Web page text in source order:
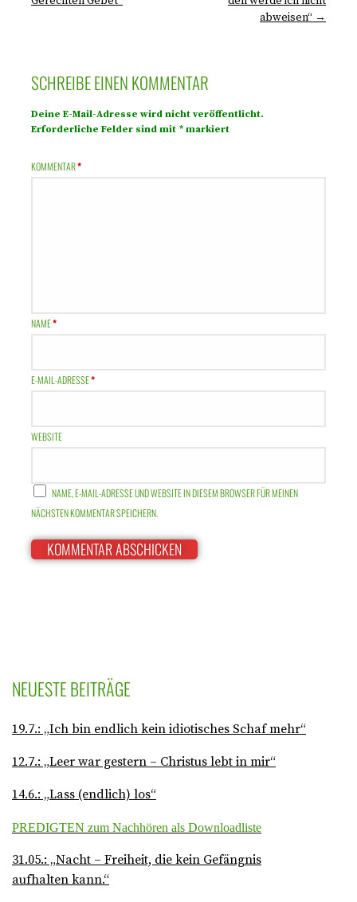
abweisen“ →
SCHREIBE EINEN KOMMENTAR
Deine E-Mail-Adresse wird nicht veröffentlicht.
Erforderliche Felder sind mit * markiert
KOMMENTAR*
NAME*
E-MAIL-ADRESSE*
WEBSITE
NAME, E-MAIL-ADRESSE UND WEBSITE IN DIESEM BROWSER FÜR MEINEN
NÄCHSTEN KOMMENTAR SPEICHERN.
NEUESTE BEITRÄGE
19.7.: „Ich bin endlich kein idiotisches Schaf mehr“
12.7.: „Leer war gestern – Christus lebt in mir“
14.6.: „Lass (endlich) los“
PREDIGTEN zum Nachhören als Downloadliste
31.05.: „Nacht – Freiheit, die kein Gefängnis
aufhalten kann.“